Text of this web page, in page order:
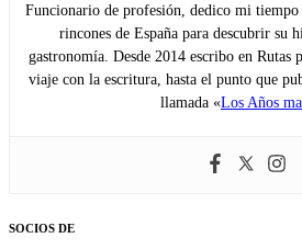
Funcionario de profesión, dedico mi
rincones de España para descubrir su
gastronomía. Desde 2014 escribo en Rutas
viaje con la escritura, hasta el punto que
llamada «Los Años
SOCIOS DE